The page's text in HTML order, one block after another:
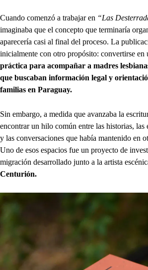
Cuando comenzó a trabajar en “Las
imaginaba que el concepto que terminaría
aparecería casi al final del proceso. La
inicialmente con otro propósito: convertirse en
práctica para acompañar a madres
que buscaban información legal y
familias en Paraguay.
Sin embargo, a medida que avanzaba la
encontrar un hilo común entre las historias, las
y las conversaciones que había mantenido en
Uno de esos espacios fue un proyecto de
migración desarrollado junto a la artista
Centurión.